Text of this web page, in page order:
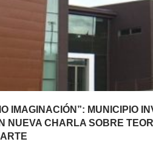
IMAGINACIÓN”: MUNICIPIO
NUEVA CHARLA SOBRE